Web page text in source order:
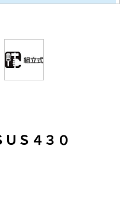
Ｓ４３０